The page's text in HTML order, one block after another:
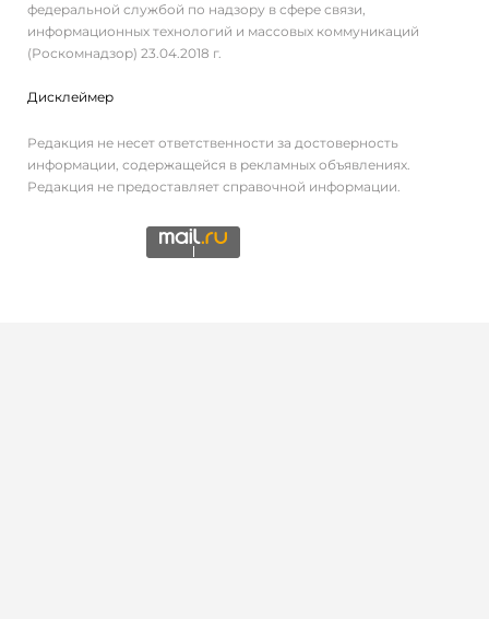
федеральной службой по надзору в сфере связи,
информационных технологий и массовых коммуникаций
(Роскомнадзор) 23.04.2018 г.
Дисклеймер
Редакция не несет ответственности за достоверность
информации, содержащейся в рекламных объявлениях.
Редакция не предоставляет справочной информации.